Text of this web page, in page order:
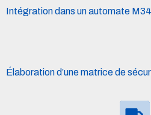
Intégration dans un automate
Élaboration d’une matrice de